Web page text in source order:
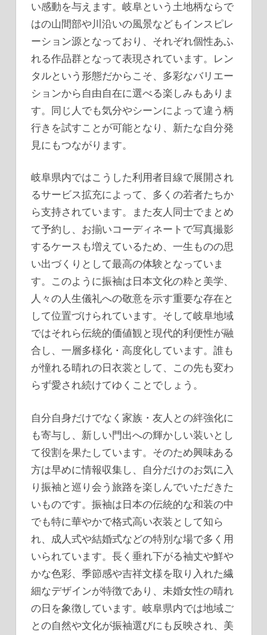
い感動を与えます。岐阜という土地柄ならで
はの山間部や川沿いの風景などもインスピレ
ーション源となっており、それぞれ個性あふ
れる作品群となって表現されています。レン
タルという形態だからこそ、多彩なバリエー
ションから自由自在に選べる楽しみもありま
す。同じ人でも気分やシーンによって違う柄
行きを試すことが可能となり、新たな自分発
見にもつながります。
岐阜県内ではこうした利用者目線で展開され
るサービス拡充によって、多くの若者たちか
ら支持されています。また友人同士でまとめ
て予約し、お揃いコーディネートで写真撮影
するケースも増えているため、一生ものの思
い出づくりとして最高の体験となっていま
す。このように振袖は日本文化の粋と美学、
人々の人生儀礼への敬意を示す重要な存在と
して位置づけられています。そして岐阜地域
ではそれら伝統的価値観と現代的利便性が融
合し、一層多様化・高度化しています。誰も
が憧れる晴れの日衣裳として、この先も変わ
らず愛され続けてゆくことでしょう。
自分自身だけでなく家族・友人との絆強化に
も寄与し、新しい門出への輝かしい装いとし
て役割を果たしています。そのため興味ある
方は早めに情報収集し、自分だけのお気に入
り振袖と巡り会う旅路を楽しんでいただきた
いものです。振袖は日本の伝統的な和装の中
でも特に華やかで格式高い衣装として知ら
れ、成人式や結婚式などの特別な場で多く用
いられています。長く垂れ下がる袖丈や鮮や
かな色彩、季節感や吉祥文様を取り入れた繊
細なデザインが特徴であり、未婚女性の晴れ
の日を象徴しています。岐阜県内では地域ご
との自然や文化が振袖選びにも反映され、美